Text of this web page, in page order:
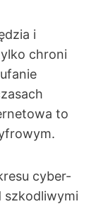
i
chroni
to
cyber-
szkodliwymi